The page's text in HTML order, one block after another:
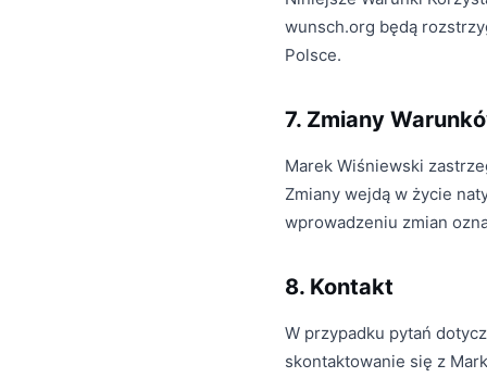
wunsch.org będą
Polsce.
7. Zmiany
Marek Wiśniewski
Zmiany wejdą w życie
wprowadzeniu zmian
8. Kontakt
W przypadku pytań
skontaktowanie się z